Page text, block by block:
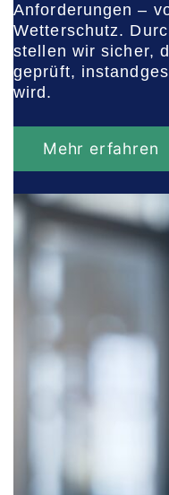
Anforderungen –
Wetterschutz.
stellen wir sicher,
geprüft,
wird.
Mehr erfahren